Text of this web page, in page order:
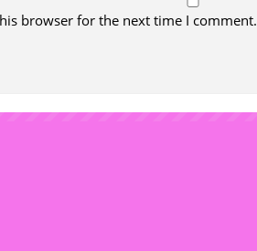
browser for the next time I comment.